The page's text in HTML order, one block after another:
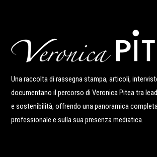
Una raccolta di rassegna stampa, articoli,
documentano il percorso di Veronica Pitea tra
e sostenibilità, offrendo una panoramica
professionale e sulla sua presenza mediatica.